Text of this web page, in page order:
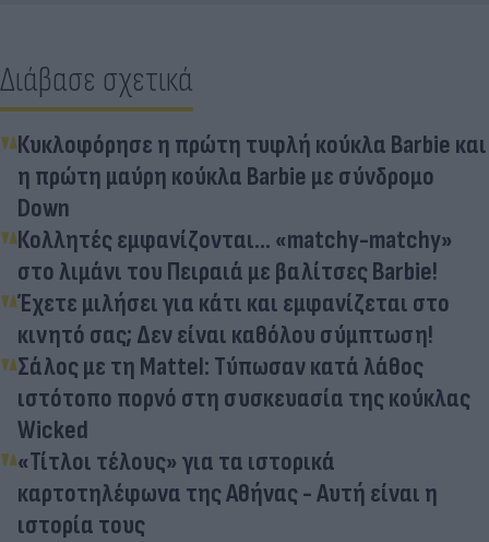
Διάβασε σχετικά
Κυκλοφόρησε η πρώτη τυφλή κούκλα Barbie και
η πρώτη μαύρη κούκλα Barbie με σύνδρομο
Down
Κολλητές εμφανίζονται... «matchy-matchy»
στο λιμάνι του Πειραιά με βαλίτσες Barbie!
Έχετε μιλήσει για κάτι και εμφανίζεται στο
κινητό σας; Δεν είναι καθόλου σύμπτωση!
Σάλος με τη Mattel: Τύπωσαν κατά λάθος
ιστότοπο πορνό στη συσκευασία της κούκλας
Wicked
«Τίτλοι τέλους» για τα ιστορικά
καρτοτηλέφωνα της Αθήνας - Αυτή είναι η
ιστορία τους